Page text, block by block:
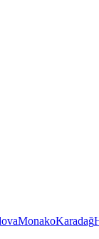
MonakoKaradağ